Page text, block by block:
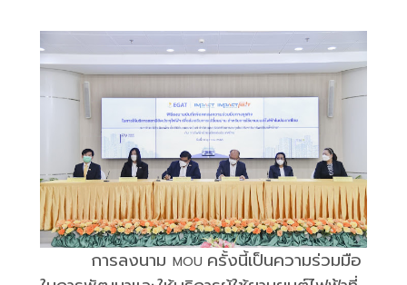
การลงนาม MOU ครั้งนี้เป็นความร่วมมือ